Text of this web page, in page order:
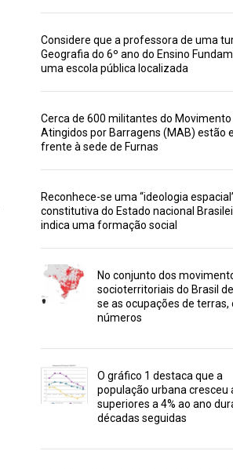
Considere que a professora de uma
Geografia do 6º ano do Ensino
uma escola pública localizada
Cerca de 600 militantes do Movimento
Atingidos por Barragens (MAB) estão
frente à sede de Furnas
Reconhece-se uma “ideologia
constitutiva do Estado nacional
indica uma formação social
No conjunto dos
socioterritoriais do Brasil
se as ocupações de terras,
números
O gráfico 1 destaca que a
população urbana cresceu
superiores a 4% ao ano
décadas seguidas